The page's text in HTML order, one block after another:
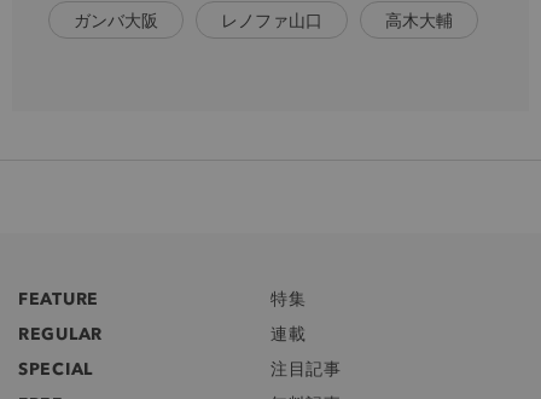
ガンバ大阪 レノファ山口 高木大輔
FEATURE
特集
REGULAR
連載
SPECIAL
注目記事